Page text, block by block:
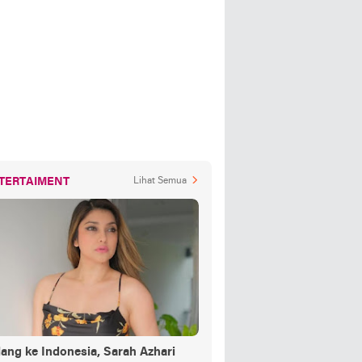
Lihat Semua
ke Indonesia, Sarah Azhari